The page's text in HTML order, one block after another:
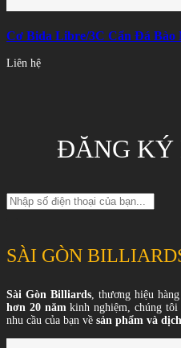
Cơ Bida Libre/3C Cẩn Đá Bào
Liên hệ
ĐĂNG KÝ
SÀI GÒN
Sài Gòn Billiards, thương hiệu
hơn 20 nămkinh nghiệm, chúng tôi
nhu cầu của bạn về sản phẩm và